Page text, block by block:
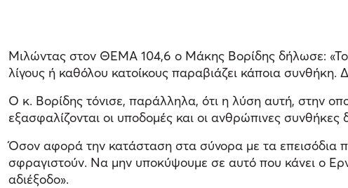
Μιλώντας στον ΘΕΜΑ 104,6 ο Μάκης Βορίδης δήλωσε: «Το
λίγους ή καθόλου κατοίκους παραβιάζει κάποια συνθήκη.
Ο κ. Βορίδης τόνισε, παράλληλα, ότι η λύση αυτή, στην
εξασφαλίζονται οι υποδομές και οι ανθρώπινες συνθήκες
Όσον αφορά την κατάσταση στα σύνορα με τα επεισόδια
σφραγιστούν. Να μην υποκύψουμε σε αυτό που κάνει ο
αδιέξοδο».